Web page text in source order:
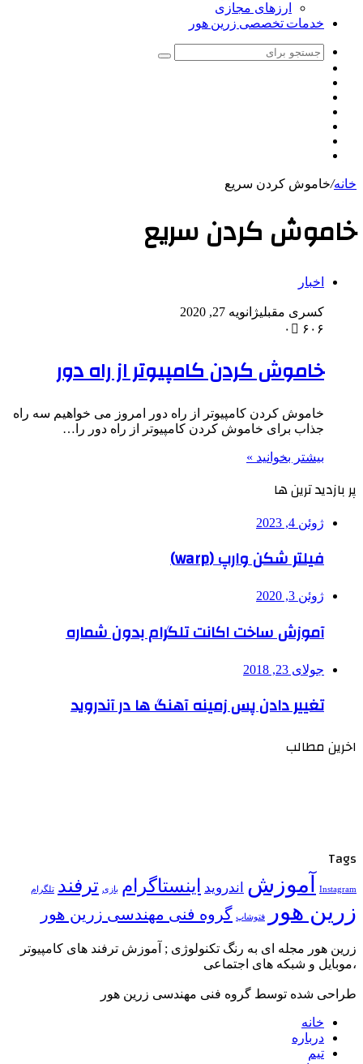
ارزهای مجازی
خدمات تخصصی زرین هور
جستجو
خانه/خاموش کردن سریع
خاموش کردن سریع
اخبار
کسری مقبلیژانویه 27, 2020
۰
۶۰۶
خاموش کردن کامپیوتر از راه دور
خاموش کردن کامپیوتر از راه دور امروز می خواهیم سه راه
جذاب برای خاموش کردن کامپیوتر از راه دور را…
بیشتر بخوانید »
پر بازدید ترین ها
ژوئن 4, 2023
فیلتر شکن وارپ (warp)
ژوئن 3, 2020
آموزش ساخت اکانت تلگرام بدون شماره
جولای 23, 2018
تغییر دادن پس زمینه آهنگ ها در آندروید
اخرین مطالب
Tags
Instagram آموزش اندروید اینستاگرام بازی ترفند تلگرام
زرین هور فتوشاپ گروه فنی مهندسی زرین هور
زرین هور مجله ای به رنگ تکنولوژی ; آموزش ترفند های کامپیوتر
،موبایل و شبکه های اجتماعی
طراحی شده توسط گروه فنی مهندسی زرین هور
خانه
درباره
تیم